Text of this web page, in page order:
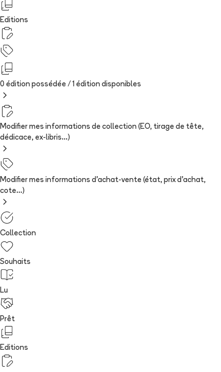
Editions
0 édition possédée / 1 édition disponibles
Modifier mes informations de collection (EO, tirage de tête,
dédicace, ex-libris...)
Modifier mes informations d'achat-vente (état, prix d'achat,
cote...)
Collection
Souhaits
Lu
Prêt
Editions